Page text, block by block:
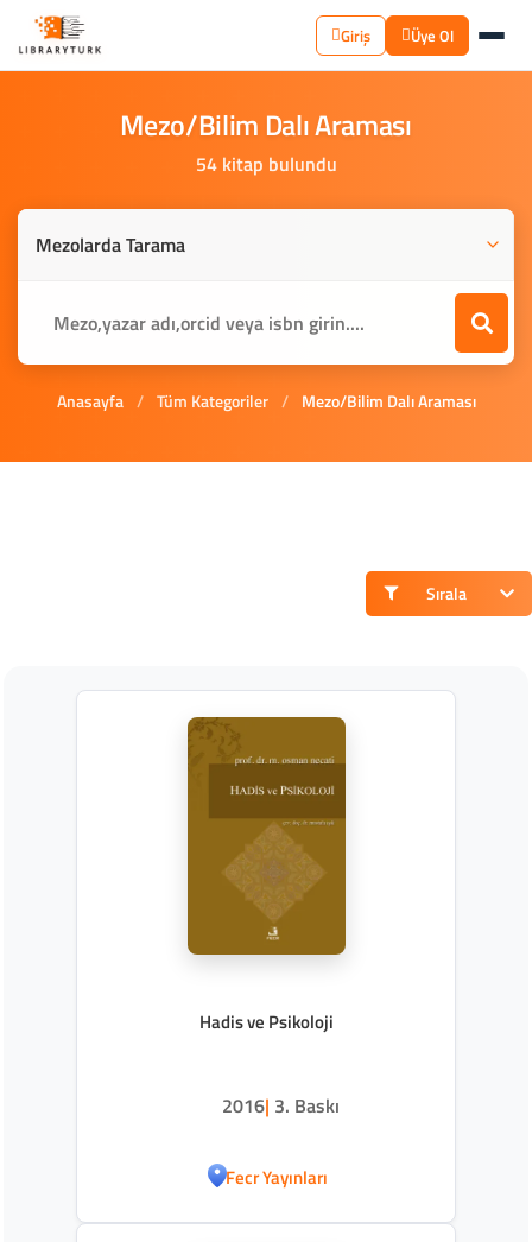
Giriş Üye Ol
Mezo/Bilim DalıAraması
54 kitap bulundu
Anasayfa / Tüm Kategoriler / Mezo/Bilim Dalı Araması
Sırala
Hadis ve Psikoloji
2016| 3. Baskı
Fecr Yayınları